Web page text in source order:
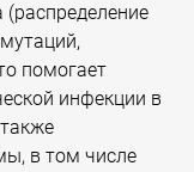
(распределение
помогает
инфекции в
в том числе